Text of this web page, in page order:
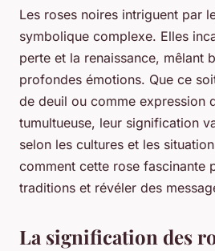
Les roses noires intriguent par
symbolique complexe. Elles
perte et la renaissance, mêlant
profondes émotions. Que ce
de deuil ou comme expression
tumultueuse, leur signification
selon les cultures et les
comment cette rose fascinante
traditions et révéler des
La signification des